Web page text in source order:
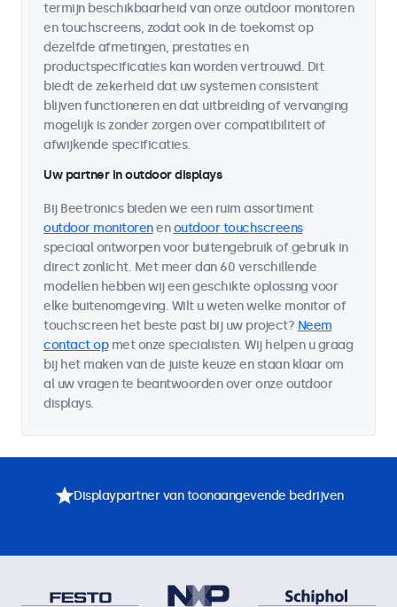
termijn beschikbaarheid van onze outdoor monitoren
en touchscreens, zodat ook in de toekomst op
dezelfde afmetingen, prestaties en
productspecificaties kan worden vertrouwd. Dit
biedt de zekerheid dat uw systemen consistent
blijven functioneren en dat uitbreiding of vervanging
mogelijk is zonder zorgen over compatibiliteit of
afwijkende specificaties.
Uw partner in outdoor displays
Bij Beetronics bieden we een ruim assortiment
outdoor monitorenenoutdoor touchscreens
speciaal ontworpen voor buitengebruik of gebruik in
direct zonlicht. Met meer dan 60 verschillende
modellen hebben wij een geschikte oplossing voor
elke buitenomgeving. Wilt u weten welke monitor of
touchscreen het beste past bij uw project? Neem
contact opmet onze specialisten. Wij helpen u graag
bij het maken van de juiste keuze en staan klaar om
al uw vragen te beantwoorden over onze outdoor
displays.
Displaypartner van toonaangevende bedrijven